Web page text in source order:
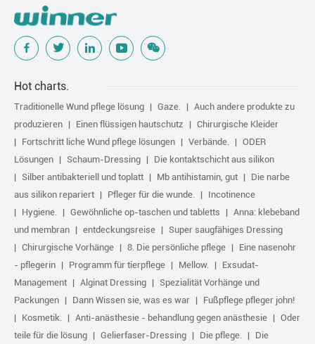
Hot charts.
Traditionelle Wund pflege lösung Gaze.
Auch andere produkte zu
produzieren
Einen flüssigen hautschutz
Chirurgische Kleider
Fortschritt liche Wund pflege lösungen
Verbände.
ODER
Lösungen
Schaum-Dressing
Die kontaktschicht aus silikon
Silber antibakteriell und toplatt
Mb antihistamin, gut
Die narbe
aus silikon repariert
Pfleger für die wunde.
Incotinence
Hygiene.
Gewöhnliche op-taschen und tabletts
Anna: klebeband
und membran
entdeckungsreise
Super saugfähiges Dressing
Chirurgische Vorhänge
8. Die persönliche pflege
Eine nasenohr
- pflegerin
Programm für tierpflege Mellow.
Exsudat-
Management
Alginat Dressing
Spezialität Vorhänge und
Packungen
Dann Wissen sie, was es war
Fußpflege pfleger john!
Kosmetik.
Anti-anästhesie - behandlung gegen anästhesie
Oder
teile für die lösung
Gelierfaser-Dressing Die pflege. Die